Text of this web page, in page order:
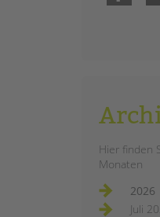
Hier finden
Monaten
2026
Juli